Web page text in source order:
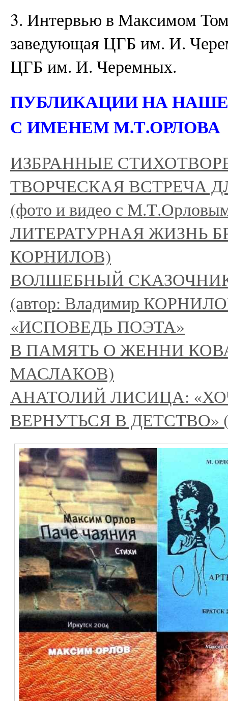
3. Интервью в Максимом
заведующая ЦГБ им. И.
ЦГБ им. И. Черемных.
ПУБЛИКАЦИИ НА
С ИМЕНЕМ М.Т.ОРЛОВА
ИЗБРАННЫЕ
ТВОРЧЕСКАЯ ВСТРЕЧА
(фото и видео с
ЛИТЕРАТУРНАЯ ЖИЗНЬ
КОРНИЛОВ)
ВОЛШЕБНЫЙ
(автор: Владимир
«ИСПОВЕДЬ ПОЭТА»
В ПАМЯТЬ О ЖЕННИ
МАСЛАКОВ)
АНАТОЛИЙ ЛИСИЦА:
ВЕРНУТЬСЯ В ДЕТСТВО»